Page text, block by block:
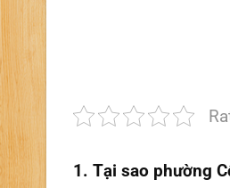
1. Tại sao phường